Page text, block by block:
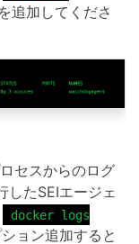
追加してくださ
セスからのログ
したSEIエージェ
docker logs
ョン追加すると